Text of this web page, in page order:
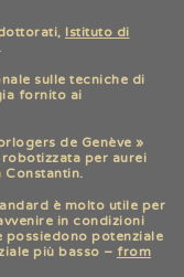
Istituto di
.
sulle tecniche di
fornito ai
de Genève »
per aurei
Constantin.
è molto utile per
in condizioni
possiedono potenziale
più basso – from